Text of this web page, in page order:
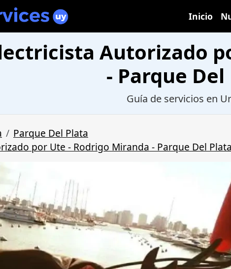
Inicio
Autorizado
- Parque
Guía de servicios en
Parque Del Plata
por Ute - Rodrigo Miranda - Parque Del Plata